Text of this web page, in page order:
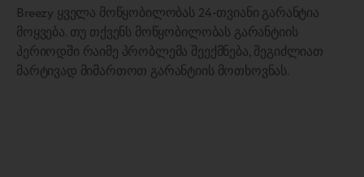
Breezy ყველა მოწყობილობას 24-თვიანი გარანტია
მოყვება. თუ თქვენს მოწყობილობას გარანტიის
პერიოდში რაიმე პრობლემა შეექმნება, შეგიძლიათ
მარტივად მიმართოთ გარანტიის მოთხოვნას.